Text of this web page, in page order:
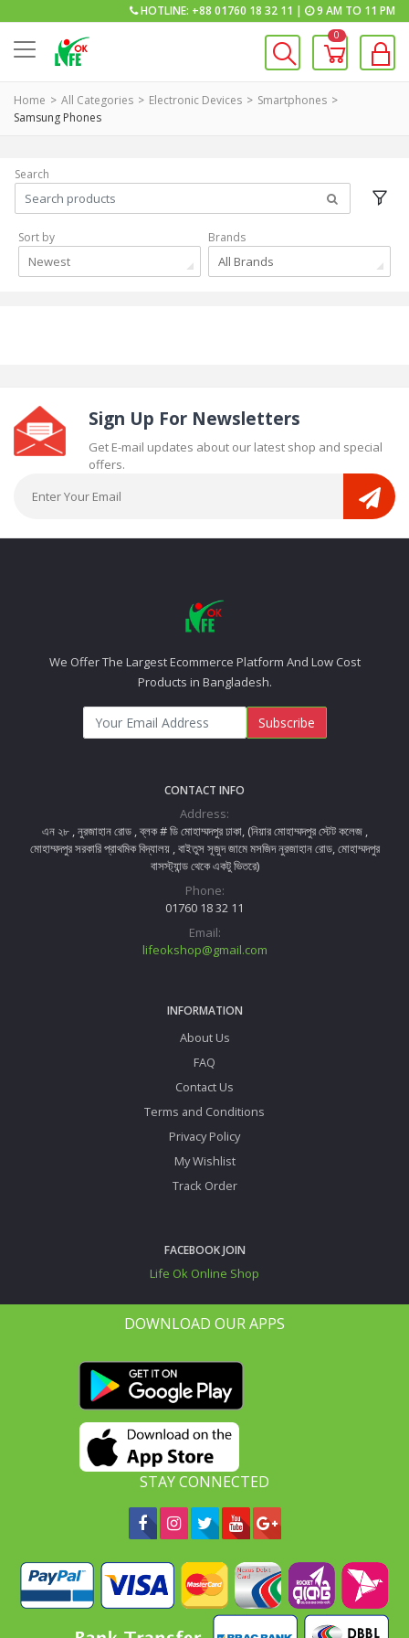
HOTLINE: +88 01760 18 32 11 | 9 AM TO 11 PM
0
Home All Categories Electronic Devices
Smartphones
Samsung Phones
Search
Sort by
Newest
Brands
All Brands
Sign Up For Newsletters
Get E-mail updates about our latest shop and special
offers.
We Offer The Largest Ecommerce Platform And Low Cost
Products in Bangladesh.
Subscribe
CONTACT INFO
Address:
এন ২৮ , নুরজাহান রোড , ব্লক # ডি মোহাম্মদপুর ঢাকা, (নিয়ার মোহাম্মদপুর স্টেট কলেজ ,
মোহাম্মদপুর সরকারি প্রাথমিক বিদ্যালয় , বাইতুস সূজুদ জামে মসজিদ নুরজাহান রোড, মোহাম্মদপুর
বাসস্ট্যান্ড থেকে একটু ভিতরে)
Phone:
01760 18 32 11
Email:
lifeokshop@gmail.com
INFORMATION
About Us
FAQ
Contact Us
Terms and Conditions
Privacy Policy
My Wishlist
Track Order
FACEBOOK JOIN
Life Ok Online Shop
DOWNLOAD OUR APPS
STAY CONNECTED